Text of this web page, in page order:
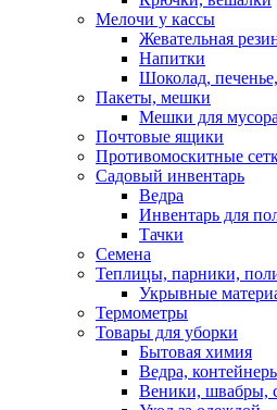
Мелочи у кассы
Жевательная
Напитки
Шоколад,
Пакеты, мешки
Мешки для мусора
Почтовые ящики
Противомоскитные
Садовый инвентарь
Ведра
Инвентарь для
Тачки
Семена
Теплицы, парники,
Укрывные
Термометры
Товары для уборки
Бытовая химия
Ведра,
Веники, швабры,